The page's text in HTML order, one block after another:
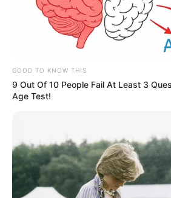
GOOD TO KNOW THIS
9 Out Of 10 People Fail At Least 3
Age Test!